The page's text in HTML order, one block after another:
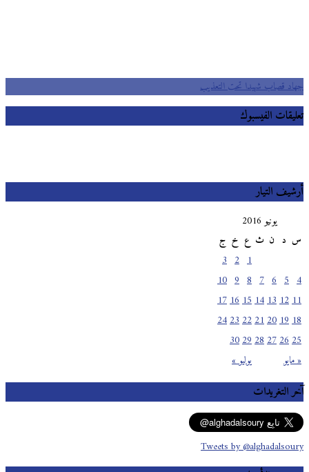
جهاد قصاب شهيدا تحت التعذيب
تعليقات الفيسبوك
أرشيف التيار
يونيو 2016
س
ث خ ج
« مايو يوليو »
10
11
12
13
14
15
16
17
18
19
20
21
22
23
24
25
26
27
28
29
30
آخر التغريدات
Tweets by @alghadalsoury